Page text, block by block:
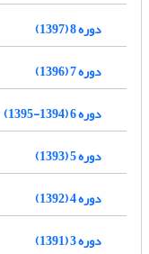
دوره 8 (1397)
دوره 7 (1396)
دوره 6 (1394-1395)
دوره 5 (1393)
دوره 4 (1392)
دوره 3 (1391)